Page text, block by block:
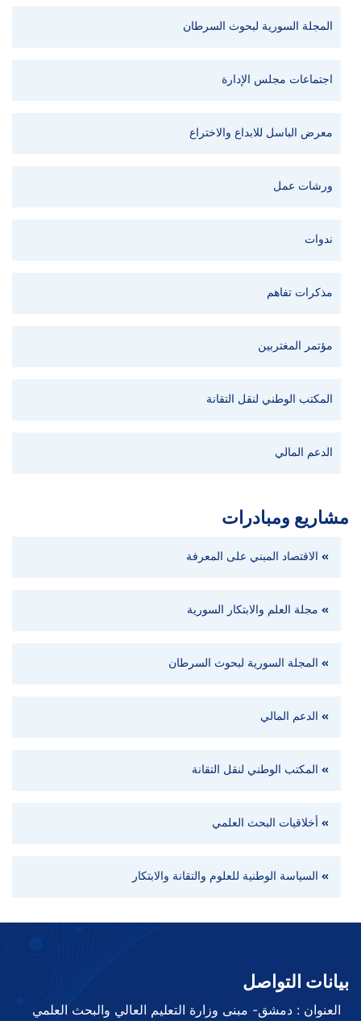
المجلة السورية لبحوث السرطان
اجتماعات مجلس الإدارة
معرض الباسل للابداع والاختراع
ورشات عمل
ندوات
مذكرات تفاهم
مؤتمر المغتربين
المكتب الوطني لنقل التقانة
الدعم المالي
مشاريع ومبادرات
الاقتصاد المبني على المعرفة
مجلة العلم والابتكار السورية
المجلة السورية لبحوث السرطان
الدعم المالي
المكتب الوطني لنقل التقانة
أخلاقيات البحث العلمي
السياسة الوطنية للعلوم والتقانة والابتكار
بيانات التواصل
العنوان : دمشق- مبنى وزارة التعليم العالي والبحث العلمي